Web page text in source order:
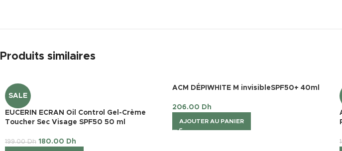
Produits similaires
SALE
EUCERIN ECRAN Oil Control Gel-Crème
Toucher Sec Visage SPF50 50 ml
199.00Dh 180.00 Dh
ACM DÉPIWHITE M invisibleSPF50+ 40ml
206.00 Dh
AJOUTER AU PANIER